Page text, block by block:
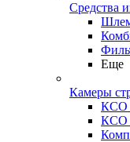
Средства
Еще
Камеры
КСО
КСО